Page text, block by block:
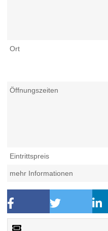
Ort
Öffnungszeiten
Eintrittspreis
mehr Informationen